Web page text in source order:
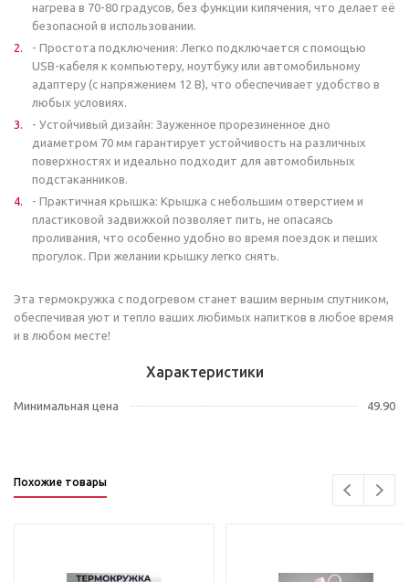
нагрева в 70-80 градусов, без функции кипячения, что делает её
безопасной в использовании.
- Простота подключения: Легко подключается с помощью
USB-кабеля к компьютеру, ноутбуку или автомобильному
адаптеру (с напряжением 12 В), что обеспечивает удобство в
любых условиях.
- Устойчивый дизайн: Зауженное прорезиненное дно
диаметром 70 мм гарантирует устойчивость на различных
поверхностях и идеально подходит для автомобильных
подстаканников.
- Практичная крышка: Крышка с небольшим отверстием и
пластиковой задвижкой позволяет пить, не опасаясь
проливания, что особенно удобно во время поездок и пеших
прогулок. При желании крышку легко снять.
Эта термокружка с подогревом станет вашим верным спутником,
обеспечивая уют и тепло ваших любимых напитков в любое время
и в любом месте!
Характеристики
Минимальная цена 49.90
Похожие товары